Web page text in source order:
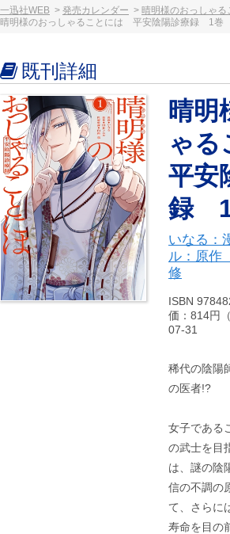
一迅社WEB 発売カレンダー
晴明様のおっしゃ
晴明様のおっしゃることには 平安陰陽診療録 1巻
既刊詳細
晴明
ゃ
平安
録
いなる：
ル：原作
修
ISBN
価：814円
07-31
稀代の陰
の医者!?
女子である
の武士を目
は、謎の陰
信の不調の
て、さらに
寿命を目の